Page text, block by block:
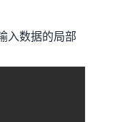
入数据的局部